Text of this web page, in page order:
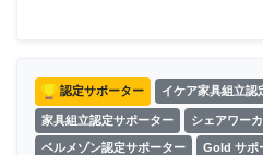
認定サポーター イケア家具組立認
家具組立認定サポーター シェアワー
ベルメゾン認定サポーター Gold サポ